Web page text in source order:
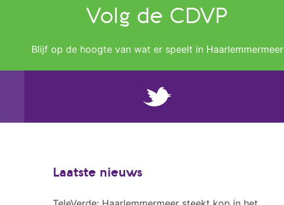
Volg de CDVP
Blijf op de hoogte van wat er speelt in Haarlemmermeer
Laatste nieuws